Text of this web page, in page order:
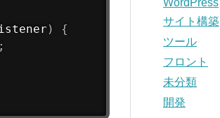
)
{
;
WordPress
サイト構築
ツール
フロント
未分類
開発